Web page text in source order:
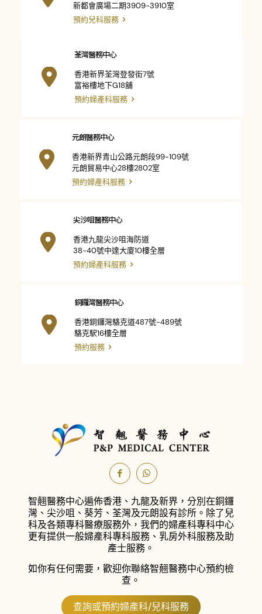
新都會廣場二期3909-3910室
預約兒科服務
荃灣醫務中心
香港新界荃灣登發街7號
富裕樓地下G18舖
預約婦產科服務
元朗醫務中心
香港新界青山公路元朗段99-109號
元朗貿易中心28樓2802室
預約婦產科服務
尖沙咀醫務中心
香港九龍尖沙咀海防道
38-40號中達大廈10樓全層
預約婦產科服務
銅鑼灣醫務中心
香港銅鑼灣駱克道487號-489號
駱克駅16樓全層
預約服務
智翹醫務中心遍佈香港、九龍及新界，分別在銅鑼
灣、尖沙咀、葵芳、荃灣及元朗設有診所。 除了兒
科及各類專科醫療服務外，我們的婦產科專科中心
更有提供一般婦產科專科服務、乳房外科服務及助
產士服務。
如你有任何需要，歡迎你聯絡智翹醫務中心預約檢
查。
查詢或預約婦產科/兒科服務